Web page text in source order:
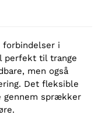
forbindelser i
perfekt til trange
men også
Det fleksible
gennem sprækker